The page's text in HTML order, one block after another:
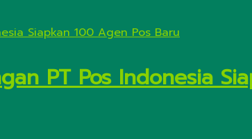
PT Pos Indonesia